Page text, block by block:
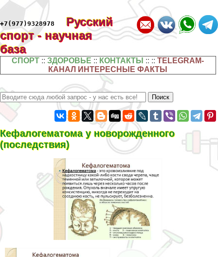
+7(977)9328978
Русский
спорт - научная
база
СПОРТ ::ЗДОРОВЬЕ :: КОНТАКТЫ :: ::TELEGRAM-
КАНАЛ ИНТЕРЕСНЫЕ ФАКТЫ
Кефалогематома у новорожденного
(последствия)